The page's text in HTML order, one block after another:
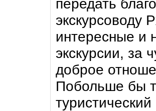
передать
экскурсоводу
интересные и
экскурсии, за
доброе
Побольше бы